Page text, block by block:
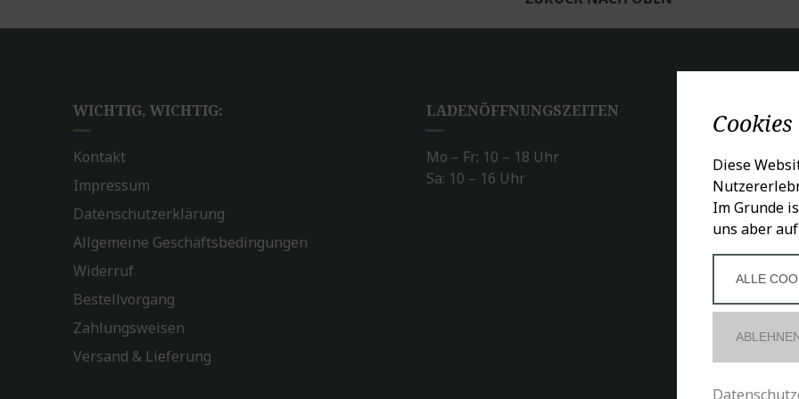
WICHTIG, WICHTIG:
Kontakt
Impressum
Datenschutzerklärung
Allgemeine Geschäftsbedingungen
Widerruf
Bestellvorgang
Zahlungsweisen
Versand & Lieferung
LADENÖFFNUNGSZEITEN
Mo – Fr: 10 – 18 Uhr
Sa: 10 – 16 Uhr
Diese
Im Grunde
uns aber
ALLE